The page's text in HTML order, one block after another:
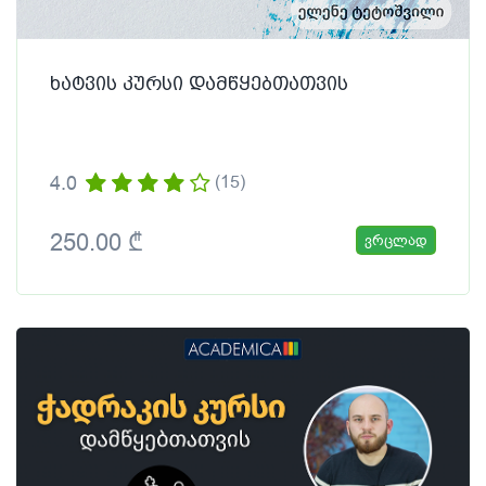
ხატვის კურსი დამწყებთათვის
4.0 (15)
250.00 ₾ ვრცლად